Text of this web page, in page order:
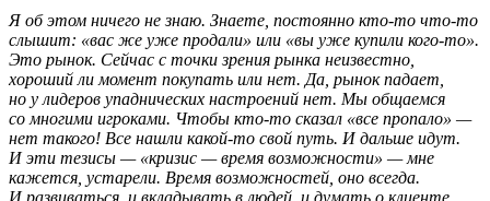
Я об этом ничего не знаю. Знаете, постоянно кто-то что-то
слышит: «вас же уже продали» или «вы уже купили кого-то».
Это рынок. Сейчас с точки зрения рынка неизвестно,
хороший ли момент покупать или нет. Да, рынок падает,
но у лидеров упаднических настроений нет. Мы общаемся
со многими игроками. Чтобы кто-то сказал «все пропало» —
нет такого! Все нашли какой-то свой путь. И дальше идут.
И эти тезисы — «кризис — время возможности» — мне
кажется, устарели. Время возможностей, оно всегда.
И развиваться, и вкладывать в людей, и думать о клиенте